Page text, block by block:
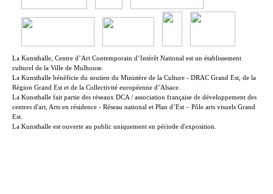
La Kunsthalle, Centre d’Art Contemporain d’Intérêt National est un établissement
culturel de la Ville de Mulhouse.
La Kunsthalle bénéficie du soutien du Ministère de la Culture - DRAC Grand Est, de la
Région Grand Est et de la Collectivité européenne d’Alsace.
La Kunsthalle fait partie des réseaux DCA / association française de développement des
centres d'art, Arts en résidence - Réseau national et Plan d’Est – Pôle arts visuels Grand
Est.
La Kunsthalle est ouverte au public uniquement en période d'exposition.